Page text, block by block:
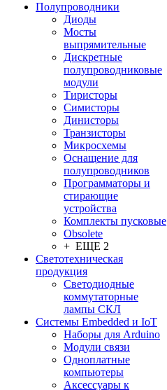
Полупроводники
Диоды
Мосты
выпрямительные
Дискретные
полупроводниковые
модули
Тиристоры
Симисторы
Динисторы
Транзисторы
Микросхемы
Оснащение для
полупроводников
Программаторы и
стирающие
устройства
Комплекты пусковые
Obsolete
+ ЕЩЕ 2
Светотехническая
продукция
Светодиодные
коммутаторные
лампы СКЛ
Системы Embedded и IoT
Наборы для Arduino
Модули связи
Одноплатные
компьютеры
Аксессуары к